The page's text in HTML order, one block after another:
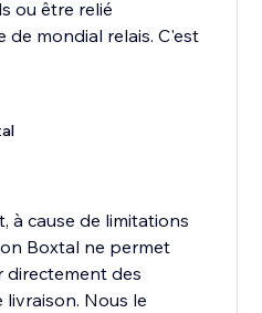
ou être relié
de mondial relais. C'est
à cause de limitations
Boxtal ne permet
directement des
Nous le